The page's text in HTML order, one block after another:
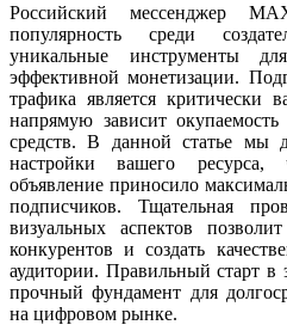
Российский мессенджер
популярность среди
уникальные инструменты
эффективной монетизации.
трафика является критически
напрямую зависит
средств. В данной статье мы
настройки вашего
объявление приносило
подписчиков. Тщательная
визуальных аспектов
конкурентов и создать
аудитории. Правильный старт в
прочный фундамент для
на цифровом рынке.